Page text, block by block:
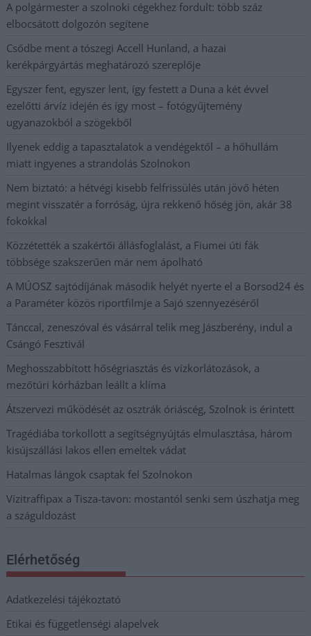
A polgármester a szolnoki cégekhez fordult: több száz
elbocsátott dolgozón segítene
Csődbe ment a tószegi Accell Hunland, a hazai
kerékpárgyártás meghatározó szereplője
Egyszer fent, egyszer lent, így festett a Duna a két évvel
ezelőtti árvíz idején és így most – fotógyűjtemény
ugyanazokból a szögekből
Ilyenek eddig a tapasztalatok a vendégektől – a hőhullám
miatt ingyenes a strandolás Szolnokon
Nem biztató: a hétvégi kisebb felfrissülés után jövő héten
megint visszatér a forróság, újra rekkenő hőség jön, akár 38
fokokkal
Közzétették a szakértői állásfoglalást, a Fiumei úti fák
többsége szakszerűen már nem ápolható
A MÚOSZ sajtódíjának második helyét nyerte el a Borsod24 és
a Paraméter közös riportfilmje a Sajó szennyezéséről
Tánccal, zeneszóval és vásárral telik meg Jászberény, indul a
Csángó Fesztivál
Meghosszabbított hőségriasztás és vízkorlátozások, a
mezőtúri kórházban leállt a klíma
Átszervezi működését az osztrák óriáscég, Szolnok is érintett
Tragédiába torkollott a segítségnyújtás elmulasztása, három
kisújszállási lakos ellen emeltek vádat
Hatalmas lángok csaptak fel Szolnokon
Vízitraffipax a Tisza-tavon: mostantól senki sem úszhatja meg
a száguldozást
Elérhetőség
Adatkezelési tájékoztató
Etikai és függetlenségi alapelvek